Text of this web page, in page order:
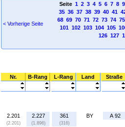
< Vorherige Seite
Seite 1 2 3 4 5 6 7 8 9
35 36 37 38 39 40 41
68 69 70 71 72 73 74 75
101 102 103 104 105
126 127
Nr. B-Rang L-Rang Land Straße
2.201
(2.201)
2.227
(1.896)
361
(316)
BY A 92